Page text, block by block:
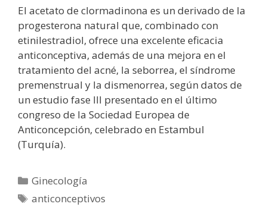
El acetato de clormadinona es un derivado de la
progesterona natural que, combinado con
etinilestradiol, ofrece una excelente eficacia
anticonceptiva, además de una mejora en el
tratamiento del acné, la seborrea, el síndrome
premenstrual y la dismenorrea, según datos de
un estudio fase III presentado en el último
congreso de la Sociedad Europea de
Anticoncepción, celebrado en Estambul
(Turquía).
Categorías
Ginecología
Etiquetas
anticonceptivos